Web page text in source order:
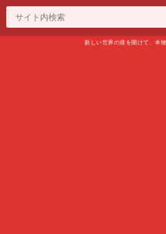
新しい世界の扉を開けて、本